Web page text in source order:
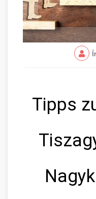
Tipps